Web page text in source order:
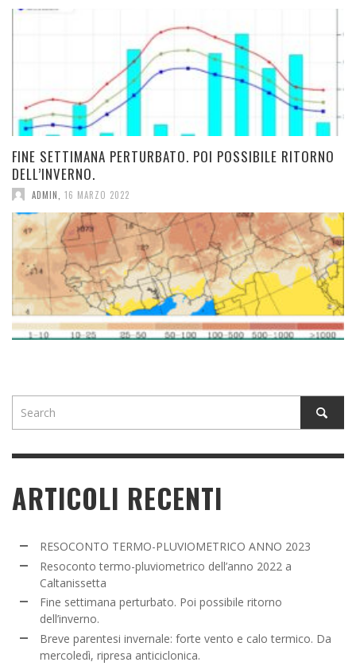
FINE SETTIMANA PERTURBATO. POI POSSIBILE RITORNO
DELL’INVERNO.
ADMIN 16 MARZO 2022
ARTICOLI RECENTI
RESOCONTO TERMO-PLUVIOMETRICO ANNO 2023
Resoconto termo-pluviometrico dell’anno 2022 a
Caltanissetta
Fine settimana perturbato. Poi possibile ritorno
dell’inverno.
Breve parentesi invernale: forte vento e calo termico. Da
mercoledì, ripresa anticiclonica.